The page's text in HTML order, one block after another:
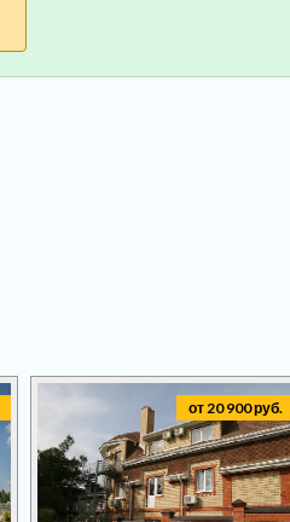
от 20 900 руб.